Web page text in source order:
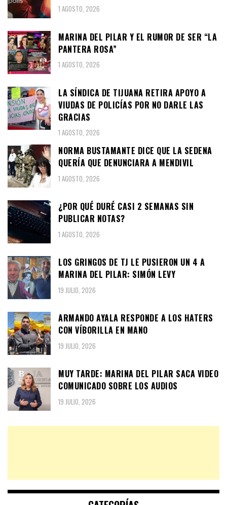
1 AGOSTO, 2026
MARINA DEL PILAR Y EL RUMOR DE SER “LA
PANTERA ROSA”
1 AGOSTO, 2026
LA SÍNDICA DE TIJUANA RETIRA APOYO A
VIUDAS DE POLICÍAS POR NO DARLE LAS
GRACIAS
1 AGOSTO, 2026
NORMA BUSTAMANTE DICE QUE LA SEDENA
QUERÍA QUE DENUNCIARA A MENDIVIL
1 AGOSTO, 2026
¿POR QUÉ DURÉ CASI 2 SEMANAS SIN
PUBLICAR NOTAS?
1 AGOSTO, 2026
LOS GRINGOS DE TJ LE PUSIERON UN 4 A
MARINA DEL PILAR: SIMÓN LEVY
19 JULIO, 2026
ARMANDO AYALA RESPONDE A LOS HATERS
CON VÍBORILLA EN MANO
19 JULIO, 2026
MUY TARDE: MARINA DEL PILAR SACA VIDEO
COMUNICADO SOBRE LOS AUDIOS
19 JULIO, 2026